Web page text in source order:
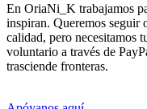
En OriaNi_K trabajamos
inspiran. Queremos seguir
calidad, pero necesitamos
voluntario a través de
trasciende fronteras.